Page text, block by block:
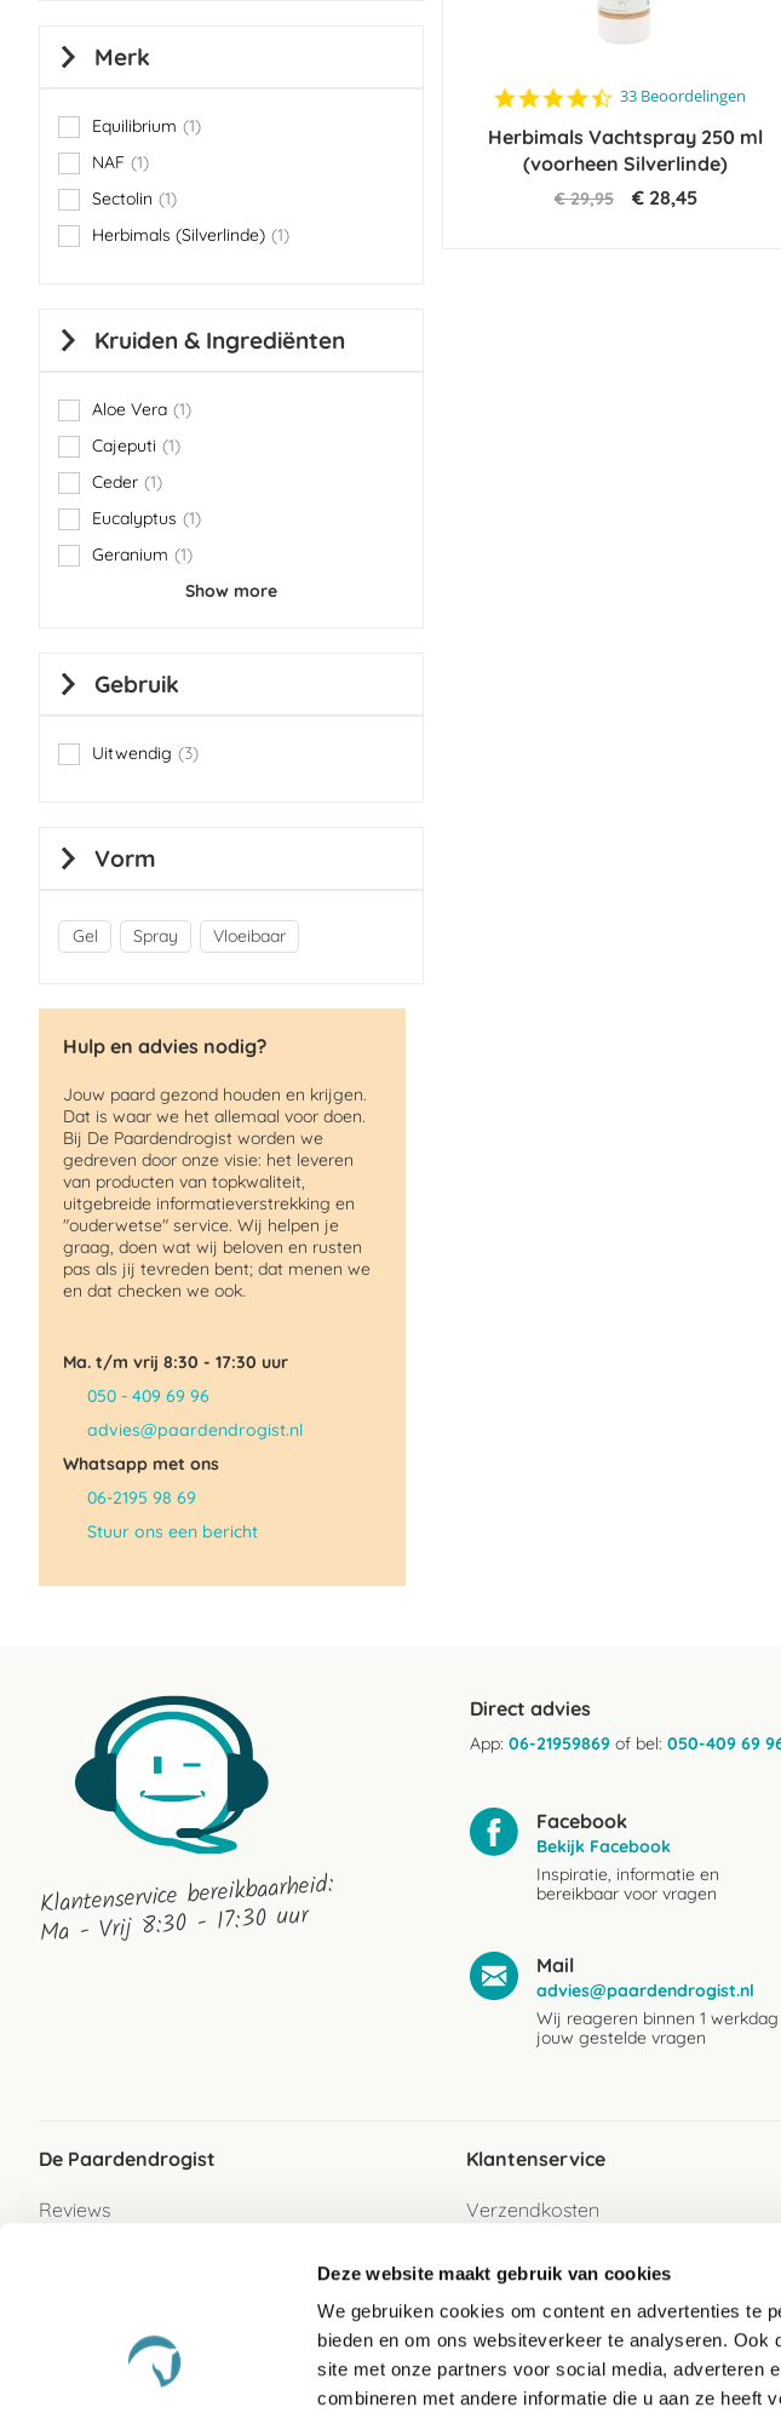
Deze website maakt gebruik van cookies
We gebruiken cookies om content en advertenties te
bieden en om ons websiteverkeer te analyseren.
site met onze partners voor social media, adverteren
combineren met andere informatie die u aan ze heeft
4.5
rating
33 Beoordelingen
Herbimals Vachtspray 250 ml
(voorheen Silverlinde)
€ 29,95 € 28,45
Merk
Equilibrium 1
item
NAF 1
item
Sectolin
1
item
Herbimals (Silverlinde) 1
item
Kruiden & Ingrediënten
Aloe Vera 1
item
Cajeputi
1
item
Ceder 1
item
Eucalyptus
1
item
Geranium
1
item
Show more
Gebruik
Uitwendig 3
items
Vorm
Gel Spray Vloeibaar
Hulp en advies nodig?
Jouw paard gezond houden en krijgen.
Dat is waar we het allemaal voor doen.
Bij De Paardendrogist worden we
gedreven door onze visie: het leveren
van producten van topkwaliteit,
uitgebreide informatieverstrekking en
"ouderwetse" service. Wij helpen je
graag, doen wat wij beloven en rusten
pas als jij tevreden bent; dat menen we
en dat checken we ook.
Ma. t/m vrij 8:30 - 17:30 uur
050 - 409 69 96
advies@paardendrogist.nl
Whatsapp met ons
06-2195 98 69
Stuur ons een bericht
Klantenservice bereikbaarheid:
Ma - Vrij 8:30 - 17:30 uur
Direct advies
App: 06-21959869 of bel: 050-409 69
Facebook
Bekijk Facebook
Inspiratie, informatie en
bereikbaar voor vragen
Mail
advies@paardendrogist.nl
Wij reageren binnen 1
jouw gestelde vragen
De Paardendrogist
Reviews
Klantenservice
Verzendkosten
Betaalwijzen
Retour
Retour sturen als gast
Garantie